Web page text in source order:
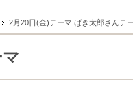
2月20日(金)テーマ ばき太郎さんテ